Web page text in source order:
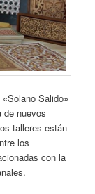
Salido»
de nuevos
talleres están
los
con la